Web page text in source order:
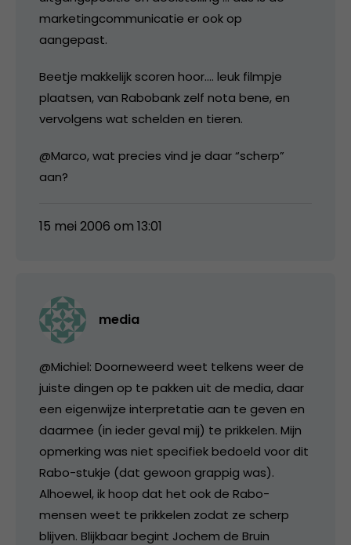
marketingcommunicatie er ook op
aangepast.
Beetje makkelijk scoren hoor…. leuk filmpje
plaatsen, van Rabobank zelf nota bene, en
vervolgens wat schelden en tieren.
@Marco, wat precies vind je daar “scherp”
aan?
15 mei 2006 om 13:01
media
@Michiel: Doorneweerd weet telkens weer de
juiste dingen op te pakken uit de media, daar
een eigenwijze interpretatie aan te geven en
daarmee (in ieder geval mij) te prikkelen. Mijn
opmerking was niet specifiek bedoeld voor dit
Rabo-stukje (dat gewoon grappig was).
Alhoewel, ik hoop dat het ook de Rabo-
mensen weet te prikkelen zodat ze scherp
blijven. Blijkbaar begint Jochem de Bruin